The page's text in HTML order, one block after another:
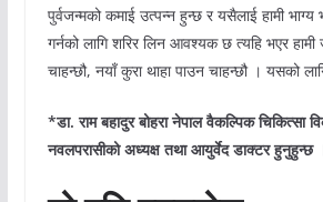
पुर्वजन्मको कमाई उत्पन्न हुन्छ र यसैलाई हामी भाग्य
गर्नको लागि शरिर लिन आवश्यक छ त्यहि भएर हामी
चाहन्छौ, नयाँ कुरा थाहा पाउन चाहन्छौ । यसको
*डा. राम बहादुर बोहरा नेपाल वैकल्पिक चिकित्सा
नवलपरासीको अध्यक्ष तथा आयुर्वेद डाक्टर हुनुहुन्छ